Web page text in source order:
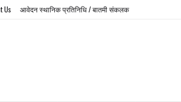
Us आवेदन स्थानिक प्रतिनिधि / बातमी संकलक